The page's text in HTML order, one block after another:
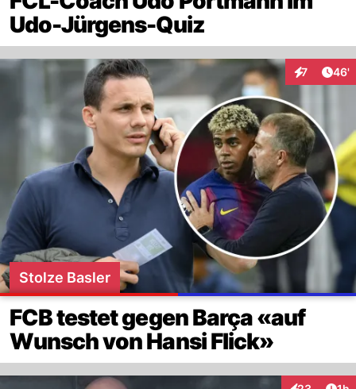
Udo-Jürgens-Quiz
7 46'
Stolze Basler
FCB testet gegen Barça «auf
Wunsch von Hansi Flick»